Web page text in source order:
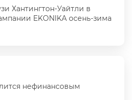
Хантингтон-Уайтли в
EKONIKA осень-зима
нефинансовым